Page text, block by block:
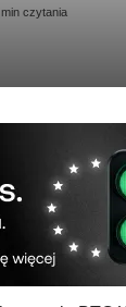
min czytania